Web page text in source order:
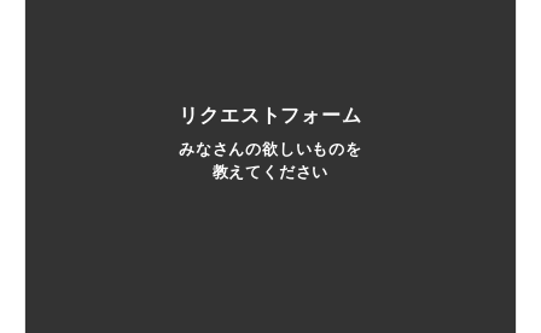
が、『自ら考え・行動できる部下を育成するためのマネージメント研修』
キル】 1.『人は、説得ではなく納得で動く』→部下が納得して自ら動ける
ための考え方や会話法 2.『出来ない理由を探すより、出来る方法を探
リクエストフォーム
みなさんの欲しいものを
教えてください